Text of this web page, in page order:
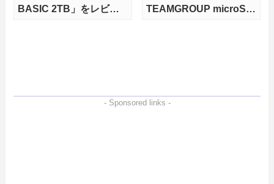
BASIC 2TB」をレビュ
TEAMGROUP microSD
- Sponsored links -